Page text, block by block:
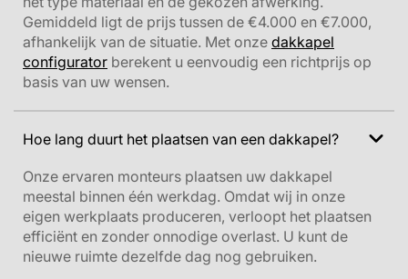
Gemiddeld ligt de prijs tussen de €4.000 en €7.000,
afhankelijk van de situatie. Met onze dakkapel
configurator berekent u eenvoudig een richtprijs op
basis van uw wensen.
Hoe lang duurt het plaatsen van een dakkapel?
Onze ervaren monteurs plaatsen uw dakkapel
meestal binnen één werkdag. Omdat wij in onze
eigen werkplaats produceren, verloopt het plaatsen
efficiënt en zonder onnodige overlast. U kunt de
nieuwe ruimte dezelfde dag nog gebruiken.